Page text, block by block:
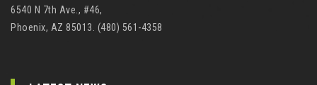
6540 N 7th Ave., #46,
Phoenix, AZ 85013. (480) 561-4358